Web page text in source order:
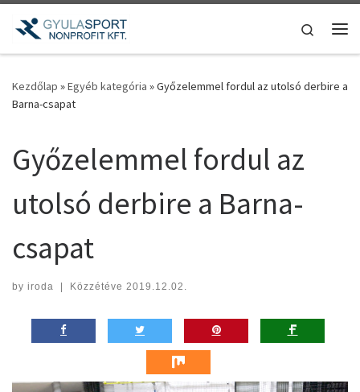
Teljes tartalom megjelenítése
Search
Kezdőlap »Egyéb kategória »Győzelemmel fordul az utolsó derbire a
Barna-csapat
Győzelemmel fordul az
utolsó derbire a Barna-
csapat
by iroda | Közzétéve 2019.12.02.